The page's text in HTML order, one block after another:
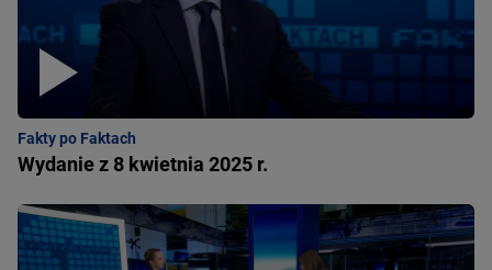
Fakty po Faktach
Wydanie z 8 kwietnia 2025 r.